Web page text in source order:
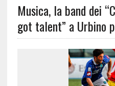
Musica, la band dei
got talent” a Urbino